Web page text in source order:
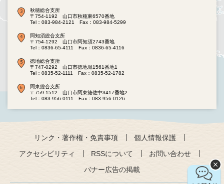
秋穂総合支所
〒754-1192 山口市秋穂東6570番地
Tel：083-984-2121
Fax：083-984-5299
阿知須総合支所
〒754-1292 山口市阿知須2743番地
Tel：0836-65-4111
Fax：0836-65-4116
徳地総合支所
〒747-0292 山口市徳地堀1561番地1
Tel：0835-52-1111
Fax：0835-52-1782
阿東総合支所
〒759-1512 山口市阿東徳佐中3417番地2
Tel：083-956-0111
Fax：083-956-0126
リンク・著作権・免責事項
個人情報保護
アクセシビリティ
RSSについて
お問い合わせ
バナー広告の掲載